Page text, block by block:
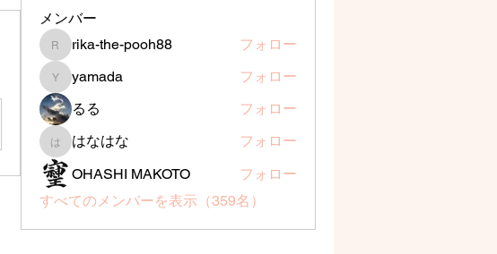
メンバー
rika-the-pooh88
rika-the-pooh88 フォロー
yamada
yamada
フォロー
るる
フォロー
はなはな
はなはな
フォロー
OHASHI MAKOTO
フォロー
すべてのメンバーを表示（359名）